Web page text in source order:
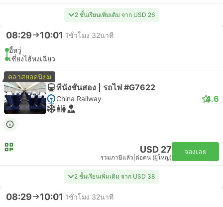
2 ชั้นเรียนเพิ่มเติม จาก USD 26
08:29 10:01 1ชั่วโมง 32นาที
อี้หวู่
เซี่ยงไฮ้หงเฉียว
คลาสยอดนิยม
ที่นั่งชั้นสอง | รถไฟ #G7622
China Railway 4.6
USD 27
รวมภาษีแล้ว ต่อคน (ผู้ใหญ่)
จองเลย
2 ชั้นเรียนเพิ่มเติม จาก USD 38
08:29 10:01 1ชั่วโมง 32นาที